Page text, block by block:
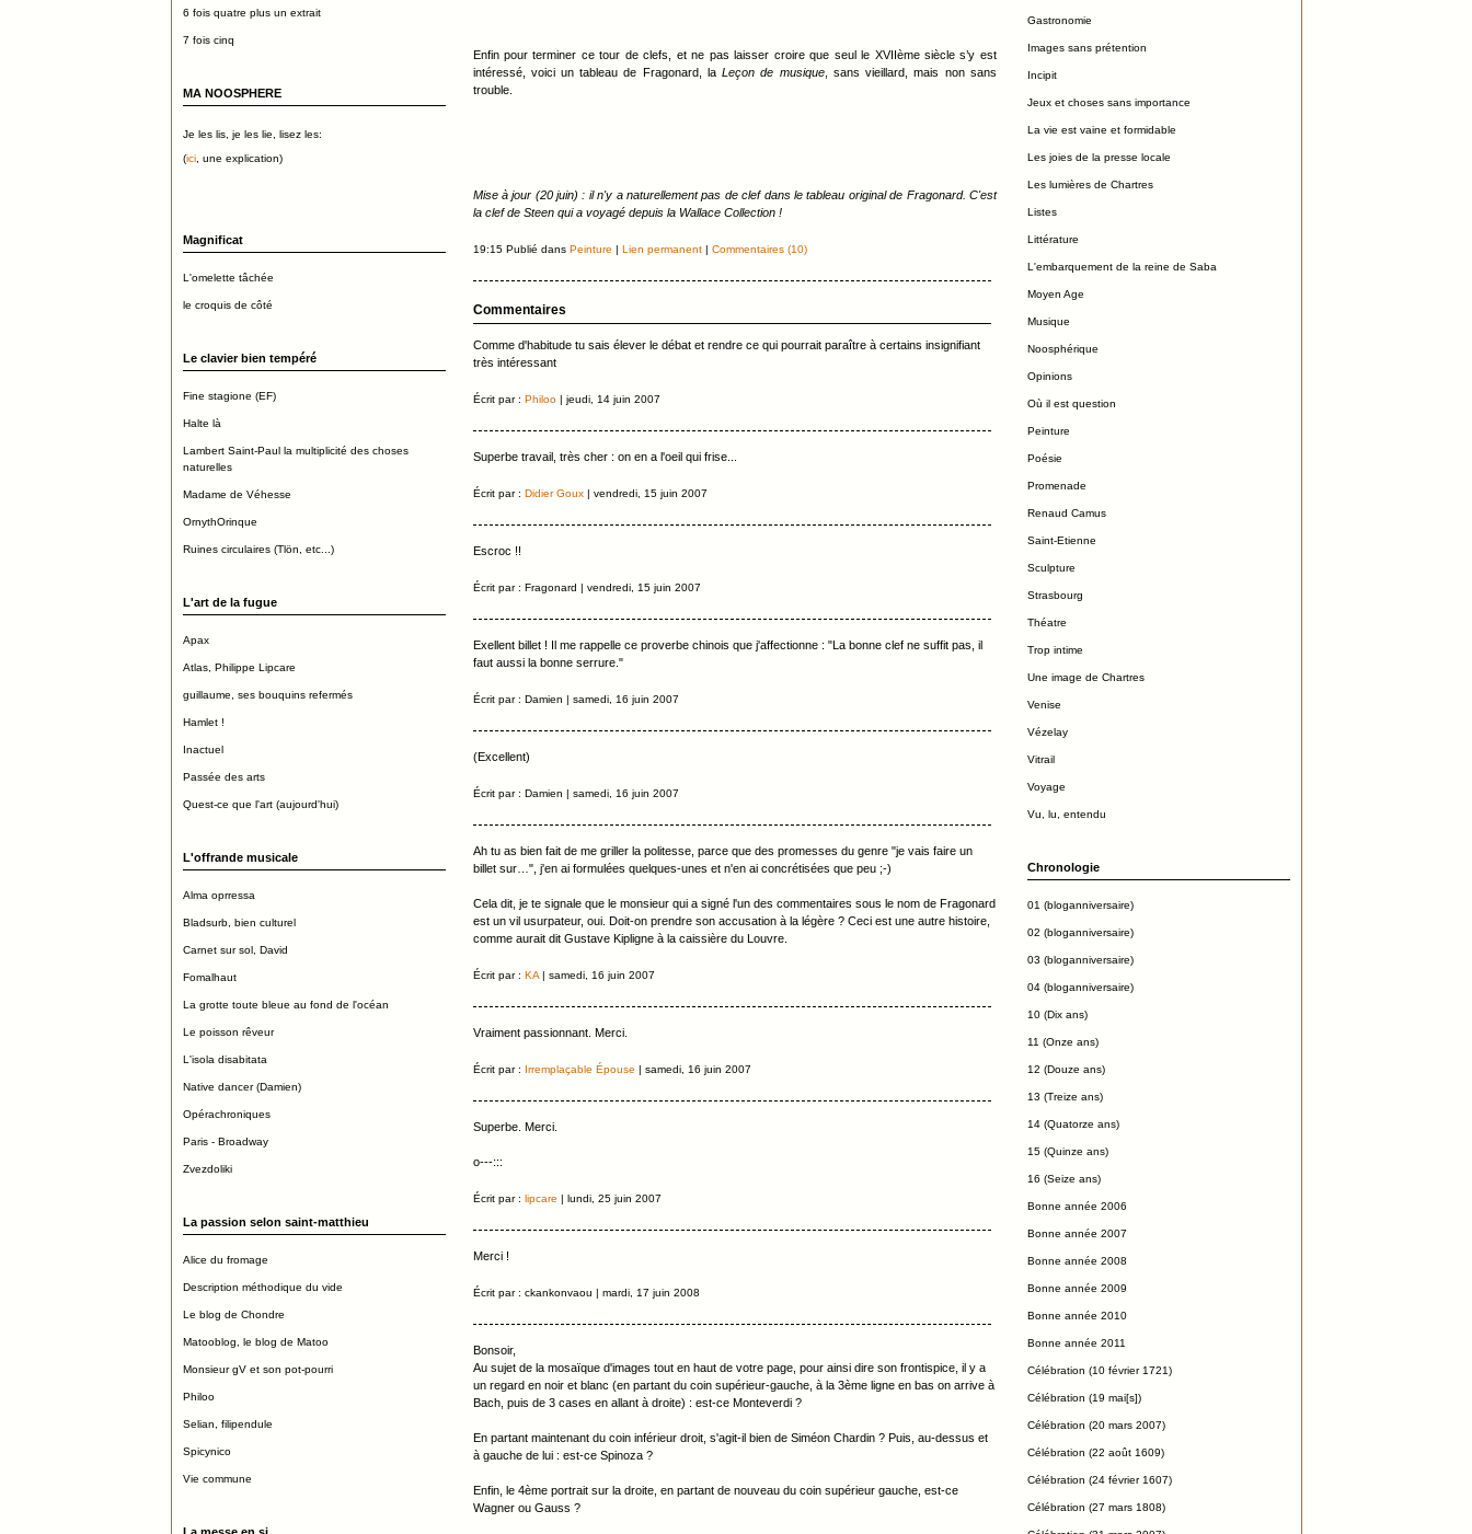
6 fois quatre plus un extrait
7 fois cinq
MA NOOSPHERE
Je les lis, je les lie, lisez les:
(ici, une explication)
Magnificat
L'omelette tâchée
le croquis de côté
Le clavier bien tempéré
Fine stagione (EF)
Halte là
Lambert Saint-Paul la multiplicité des choses
naturelles
Madame de Véhesse
OrnythOrinque
Ruines circulaires (Tlön, etc...)
L'art de la fugue
Apax
Atlas, Philippe Lipcare
guillaume, ses bouquins refermés
Hamlet !
Inactuel
Passée des arts
Quest-ce que l'art (aujourd'hui)
L'offrande musicale
Alma oprressa
Bladsurb, bien culturel
Carnet sur sol, David
Fomalhaut
La grotte toute bleue au fond de l'océan
Le poisson rêveur
L'isola disabitata
Native dancer (Damien)
Opérachroniques
Paris - Broadway
Zvezdoliki
La passion selon saint-matthieu
Alice du fromage
Description méthodique du vide
Le blog de Chondre
Matooblog, le blog de Matoo
Monsieur gV et son pot-pourri
Philoo
Selian, filipendule
Spicynico
Vie commune
Gastronomie
Images sans prétention
Incipit
Jeux et choses sans importance
La vie est vaine et formidable
Les joies de la presse locale
Les lumières de Chartres
Listes
Littérature
L'embarquement de la reine de Saba
Moyen Age
Musique
Noosphérique
Opinions
Où il est question
Peinture
Poésie
Promenade
Renaud Camus
Saint-Etienne
Sculpture
Strasbourg
Théatre
Trop intime
Une image de Chartres
Venise
Vézelay
Vitrail
Voyage
Vu, lu, entendu
Chronologie
01 (bloganniversaire)
02 (bloganniversaire)
03 (bloganniversaire)
04 (bloganniversaire)
10 (Dix ans)
11 (Onze ans)
12 (Douze ans)
13 (Treize ans)
14 (Quatorze ans)
15 (Quinze ans)
16 (Seize ans)
Bonne année 2006
Bonne année 2007
Bonne année 2008
Bonne année 2009
Bonne année 2010
Bonne année 2011
Célébration (10 février 1721)
Célébration (19 mai[s])
Célébration (20 mars 2007)
Célébration (22 août 1609)
Célébration (24 février 1607)
Célébration (27 mars 1808)
Enfin pour terminer ce tour de clefs, et ne pas laisser croire que seul le XVIIème siècle s’y est
intéressé, voici un tableau de Fragonard, laLeçon de musique, sans vieillard, mais non sans
trouble.
Mise à jour (20 juin) : il n'y a naturellement pas de clef dans le tableau original de Fragonard. C'est
la clef de Steen qui a voyagé depuis la Wallace Collection !
19:15 Publié dans Peinture | Lien permanent| Commentaires (10)
Commentaires
Comme d'habitude tu sais élever le débat et rendre ce qui pourrait paraître à certains insignifiant
très intéressant
Écrit par : Philoo| jeudi, 14 juin 2007
Superbe travail, très cher : on en a l'oeil qui frise...
Écrit par : Didier Goux| vendredi, 15 juin 2007
Escroc !!
Écrit par : Fragonard | vendredi, 15 juin 2007
Exellent billet ! Il me rappelle ce proverbe chinois que j'affectionne : "La bonne clef ne suffit pas, il
faut aussi la bonne serrure."
Écrit par : Damien | samedi, 16 juin 2007
(Excellent)
Écrit par : Damien | samedi, 16 juin 2007
Ah tu as bien fait de me griller la politesse, parce que des promesses du genre "je vais faire un
billet sur…", j'en ai formulées quelques-unes et n'en ai concrétisées que peu ;-)
Cela dit, je te signale que le monsieur qui a signé l'un des commentaires sous le nom de Fragonard
est un vil usurpateur, oui. Doit-on prendre son accusation à la légère ? Ceci est une autre histoire,
comme aurait dit Gustave Kipligne à la caissière du Louvre.
Écrit par : KA| samedi, 16 juin 2007
Vraiment passionnant. Merci.
Écrit par : Irremplaçable Épouse | samedi, 16 juin 2007
Superbe. Merci.
o---:::
Écrit par : lipcare | lundi, 25 juin 2007
Merci !
Écrit par : ckankonvaou | mardi, 17 juin 2008
Bonsoir,
Au sujet de la mosaïque d'images tout en haut de votre page, pour ainsi dire son frontispice, il y a
un regard en noir et blanc (en partant du coin supérieur-gauche, à la 3ème ligne en bas on arrive à
Bach, puis de 3 cases en allant à droite) : est-ce Monteverdi ?
En partant maintenant du coin inférieur droit, s'agit-il bien de Siméon Chardin ? Puis, au-dessus et
à gauche de lui : est-ce Spinoza ?
Enfin, le 4ème portrait sur la droite, en partant de nouveau du coin supérieur gauche, est-ce
Wagner ou Gauss ?